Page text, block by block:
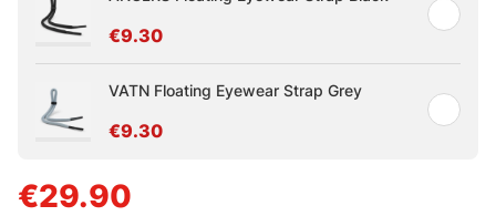
€9.30
VATN Floating Eyewear Strap Grey
€9.30
€29.90